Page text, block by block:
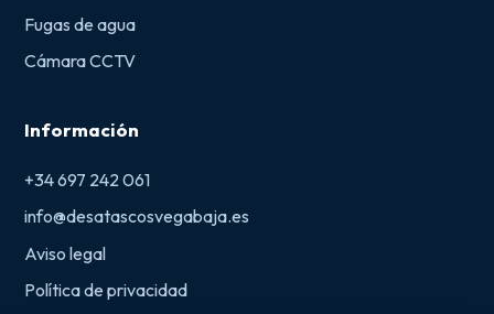
Fugas de agua
Cámara CCTV
Información
+34 697 242 061
info@desatascosvegabaja.es
Aviso legal
Política de privacidad